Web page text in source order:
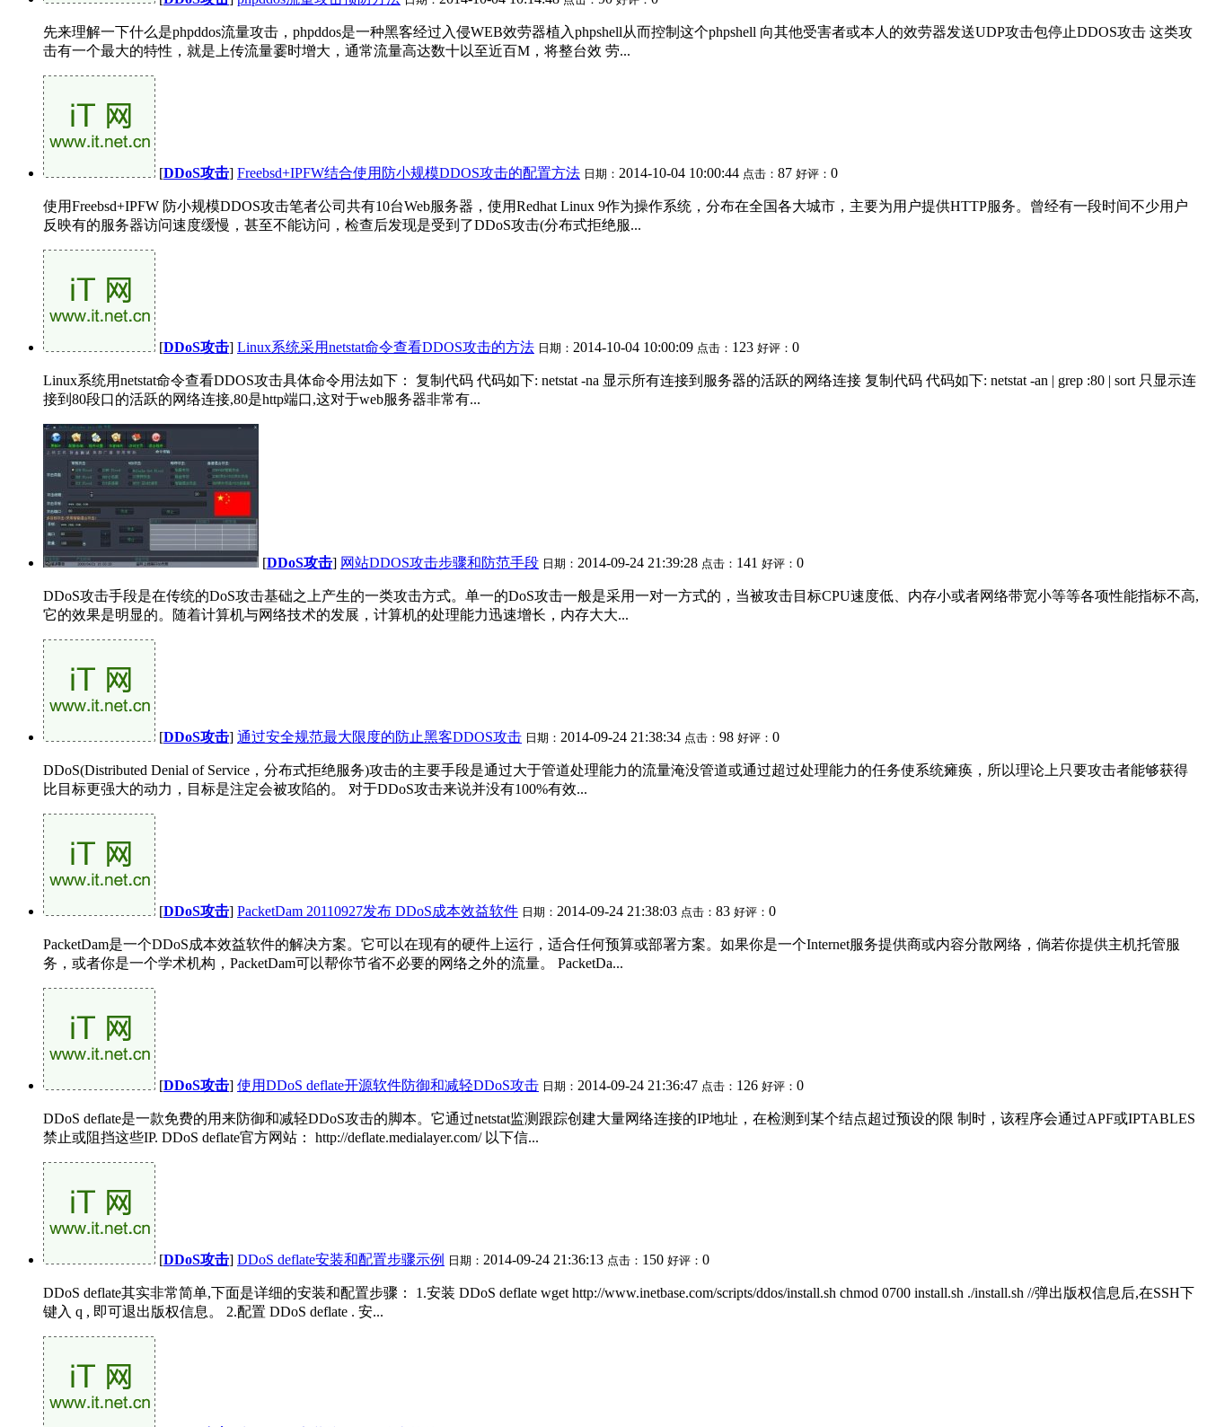
先来理解一下什么是phpddos流量攻击，phpddos是一种黑客经过入侵WEB效劳器植入phpshell从而控制这个phpshell 向其他受害者或本人的效劳器发送UDP攻击包停止DDOS攻击 这类攻
击有一个最大的特性，就是上传流量霎时增大，通常流量高达数十以至近百M，将整台效 劳...
[DDoS攻击] Freebsd+IPFW结合使用防小规模DDOS攻击的配置方法 日期： 2014-10-04 10:00:44 点击： 87 好评： 0
使用Freebsd+IPFW 防小规模DDOS攻击笔者公司共有10台Web服务器，使用Redhat Linux 9作为操作系统，分布在全国各大城市，主要为用户提供HTTP服务。曾经有一段时间不少用户
反映有的服务器访问速度缓慢，甚至不能访问，检查后发现是受到了DDoS攻击(分布式拒绝服...
[DDoS攻击] Linux系统采用netstat命令查看DDOS攻击的方法 日期： 2014-10-04 10:00:09 点击： 123 好评： 0
Linux系统用netstat命令查看DDOS攻击具体命令用法如下： 复制代码 代码如下: netstat -na 显示所有连接到服务器的活跃的网络连接 复制代码 代码如下: netstat -an | grep :80 | sort 只显示连
接到80段口的活跃的网络连接,80是http端口,这对于web服务器非常有...
[DDoS攻击] 网站DDOS攻击步骤和防范手段 日期： 2014-09-24 21:39:28 点击： 141 好评： 0
DDoS攻击手段是在传统的DoS攻击基础之上产生的一类攻击方式。单一的DoS攻击一般是采用一对一方式的，当被攻击目标CPU速度低、内存小或者网络带宽小等等各项性能指标不高,
它的效果是明显的。随着计算机与网络技术的发展，计算机的处理能力迅速增长，内存大大...
[DDoS攻击] 通过安全规范最大限度的防止黑客DDOS攻击 日期： 2014-09-24 21:38:34 点击： 98 好评： 0
DDoS(Distributed Denial of Service，分布式拒绝服务)攻击的主要手段是通过大于管道处理能力的流量淹没管道或通过超过处理能力的任务使系统瘫痪，所以理论上只要攻击者能够获得
比目标更强大的动力，目标是注定会被攻陷的。 对于DDoS攻击来说并没有100%有效...
[DDoS攻击] PacketDam 20110927发布 DDoS成本效益软件 日期： 2014-09-24 21:38:03 点击： 83 好评： 0
PacketDam是一个DDoS成本效益软件的解决方案。它可以在现有的硬件上运行，适合任何预算或部署方案。如果你是一个Internet服务提供商或内容分散网络，倘若你提供主机托管服
务，或者你是一个学术机构，PacketDam可以帮你节省不必要的网络之外的流量。 PacketDa...
[DDoS攻击] 使用DDoS deflate开源软件防御和减轻DDoS攻击 日期： 2014-09-24 21:36:47 点击： 126 好评： 0
DDoS deflate是一款免费的用来防御和减轻DDoS攻击的脚本。它通过netstat监测跟踪创建大量网络连接的IP地址，在检测到某个结点超过预设的限 制时，该程序会通过APF或IPTABLES
禁止或阻挡这些IP. DDoS deflate官方网站： http://deflate.medialayer.com/ 以下信...
[DDoS攻击] DDoS deflate安装和配置步骤示例 日期： 2014-09-24 21:36:13 点击： 150 好评： 0
DDoS deflate其实非常简单,下面是详细的安装和配置步骤： 1.安装 DDoS deflate wget http://www.inetbase.com/scripts/ddos/install.sh chmod 0700 install.sh ./install.sh //弹出版权信息后,在SSH下
键入 q , 即可退出版权信息。 2.配置 DDoS deflate . 安...